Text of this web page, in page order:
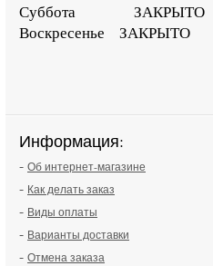
Суббота ЗАКРЫТО
Воскресенье ЗАКРЫТО
Информация:
- Об интернет-магазине
- Как делать заказ
- Виды оплаты
- Варианты доставки
- Отмена заказа